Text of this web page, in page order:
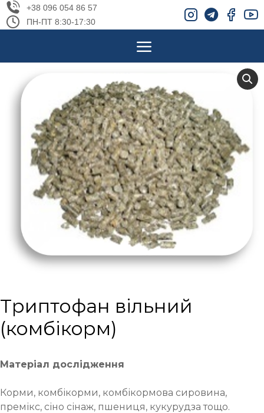
+38 096 054 86 57
ПН-ПТ 8:30-17:30
Триптофан вільний
(комбікорм)
Матеріал дослідження
Корми, комбікорми, комбікормова сировина,
премікс, сіно сінаж, пшениця, кукурудза тощо.